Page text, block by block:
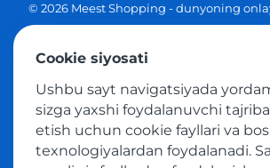
© 2026 Meest Shopping - dunyoning
O'zbekistonga xaridlarni yetkazib
Ommaviy taklif
Tovar sotib olish xizmatidan
Cookie siyosati
Ushbu sayt navigatsiyada
sizga yaxshi foydalanuvchi
etish uchun cookie fayllari va
texnologiyalardan foydalanadi.